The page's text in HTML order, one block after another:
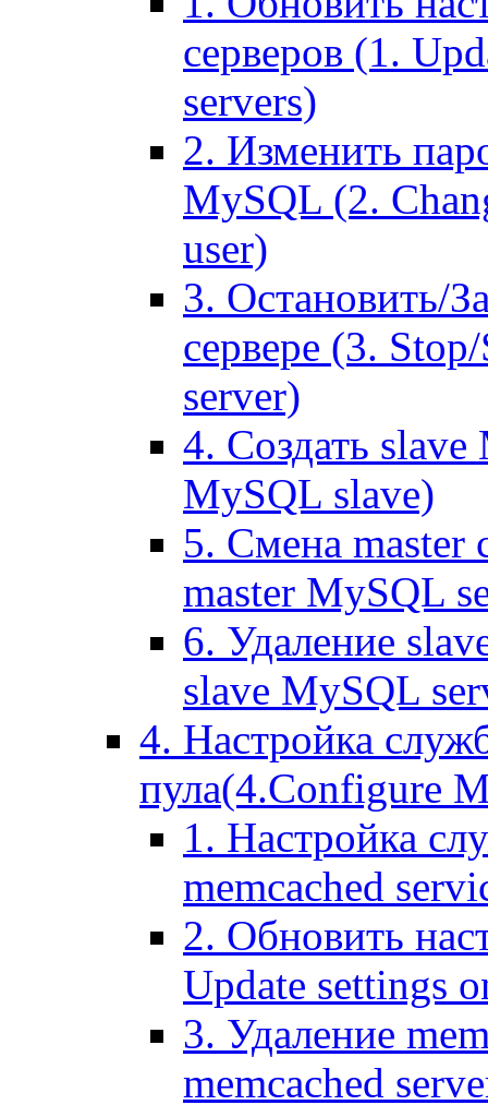
серверов (1.
servers)
2. Изменить
MySQL (2.
user)
3. Остановить/
сервере (3.
server)
4. Создать
MySQL slave)
5. Смена master
master MySQL
6. Удаление
slave MySQL
4. Настройка
пула(4.Configure
1. Настройка
memcached
2. Обновить
Update settings
3. Удаление
memcached